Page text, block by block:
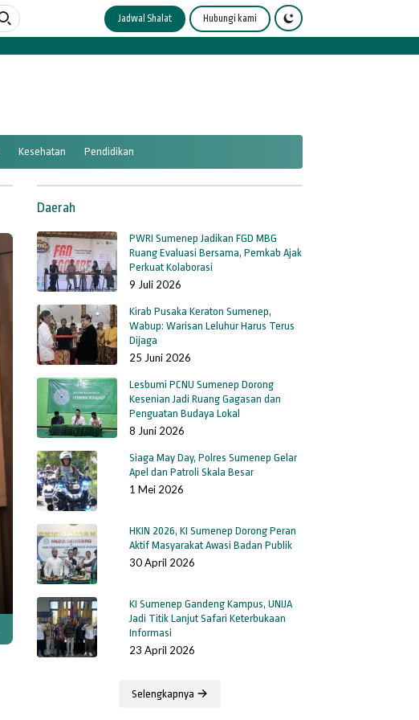
Jadwal Shalat Hubungi kami
Kesehatan Pendidikan
Daerah
PWRI Sumenep Jadikan FGD MBG
Ruang Evaluasi Bersama, Pemkab Ajak
Perkuat Kolaborasi
9 Juli 2026
Kirab Pusaka Keraton Sumenep,
Wabup: Warisan Leluhur Harus Terus
Dijaga
25 Juni 2026
Lesbumi PCNU Sumenep Dorong
Kesenian Jadi Ruang Gagasan dan
Penguatan Budaya Lokal
8 Juni 2026
Siaga May Day, Polres Sumenep Gelar
Apel dan Patroli Skala Besar
1 Mei 2026
HKIN 2026, KI Sumenep Dorong Peran
Aktif Masyarakat Awasi Badan Publik
30 April 2026
KI Sumenep Gandeng Kampus, UNIJA
Jadi Titik Lanjut Safari Keterbukaan
Informasi
23 April 2026
Selengkapnya